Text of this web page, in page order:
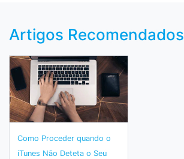
Artigos Recomendados
Como Proceder quando o
iTunes Não Deteta o Seu